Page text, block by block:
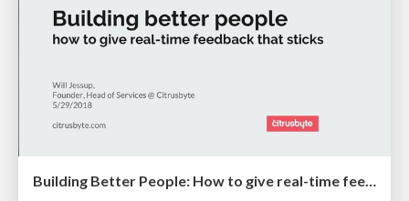
Building Better People: How to give real-time feedback that sticks.